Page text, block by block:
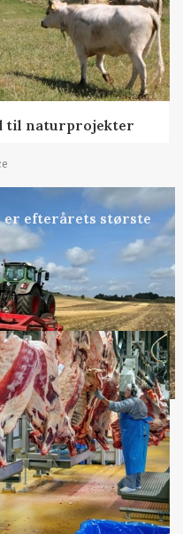
til naturprojekter
er efterårets største